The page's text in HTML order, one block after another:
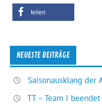
teilen
NEUESTE BEITRÄGE
Saisonausklang der
TT – Team I